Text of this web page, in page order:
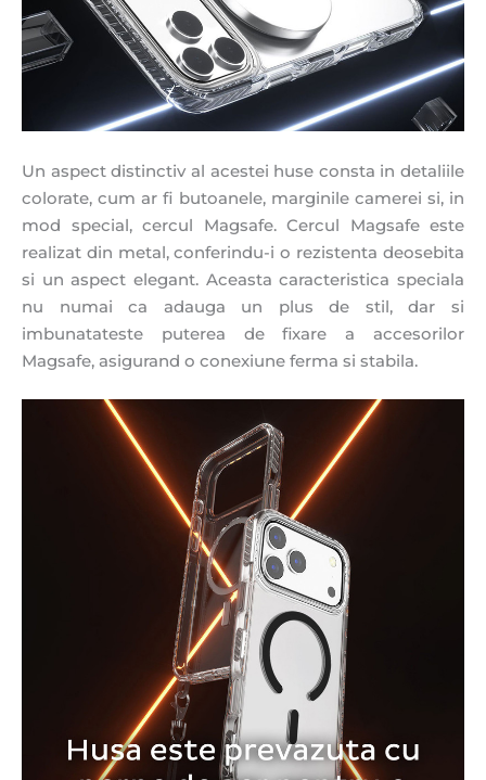
Un aspect distinctiv al acestei huse consta in detaliile
colorate, cum ar fi butoanele, marginile camerei si, in
mod special, cercul Magsafe. Cercul Magsafe este
realizat din metal, conferindu-i o rezistenta deosebita
si un aspect elegant. Aceasta caracteristica speciala
nu numai ca adauga un plus de stil, dar si
imbunatateste puterea de fixare a accesorilor
Magsafe, asigurand o conexiune ferma si stabila.